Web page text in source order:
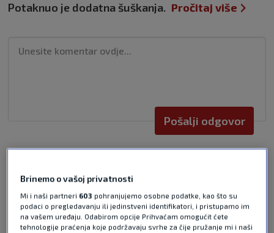
Potaknuo je dodatna šuškanja. Pročitaj više
Pošalji odgovor
Pošalji
Brinemo o vašoj privatnosti
Mi i naši partneri 603 pohranjujemo osobne podatke, kao što su
podaci o pregledavanju ili jedinstveni identifikatori, i pristupamo im
na vašem uređaju. Odabirom opcije Prihvaćam omogućit ćete
tehnologije praćenja koje podržavaju svrhe za čije pružanje mi i naši